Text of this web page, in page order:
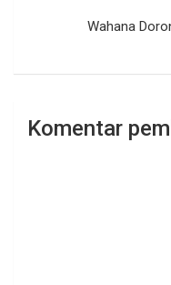
Wahana
Komentar